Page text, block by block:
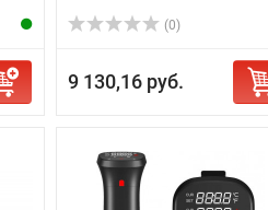
(0)
9 130,16 руб.